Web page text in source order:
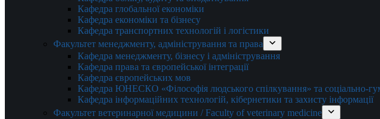
Кафедра глобальної економіки
Кафедра економіки та бізнесу
Кафедра транспортних технологій і логістики
Факультет менеджменту, адміністрування та права
Кафедра менеджменту, бізнесу і адміністрування
Кафедра права та європейської інтеграції
Кафедра європейських мов
Кафедра ЮНЕСКО «Філософія людського спілкування» та соціально-
Кафедра інформаційних технологій, кібернетики та захисту інформації
Факультет ветеринарної медицини / Faculty of veterinary medicine